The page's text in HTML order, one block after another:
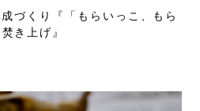
づくり『「もらいっこ、もら
き上げ』